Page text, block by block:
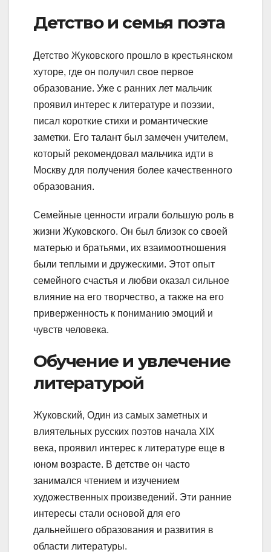
Детство и семья поэта
Детство Жуковского прошло в крестьянском
хуторе, где он получил свое первое
образование. Уже с ранних лет мальчик
проявил интерес к литературе и поэзии,
писал короткие стихи и романтические
заметки. Его талант был замечен учителем,
который рекомендовал мальчика идти в
Москву для получения более качественного
образования.
Семейные ценности играли большую роль в
жизни Жуковского. Он был близок со своей
матерью и братьями, их взаимоотношения
были теплыми и дружескими. Этот опыт
семейного счастья и любви оказал сильное
влияние на его творчество, а также на его
приверженность к пониманию эмоций и
чувств человека.
Обучение и увлечение
литературой
Жуковский, Один из самых заметных и
влиятельных русских поэтов начала XIX
века, проявил интерес к литературе еще в
юном возрасте. В детстве он часто
занимался чтением и изучением
художественных произведений. Эти ранние
интересы стали основой для его
дальнейшего образования и развития в
области литературы.